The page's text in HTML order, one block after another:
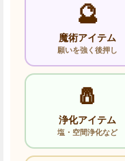
🔮
魔術アイテム
願いを強く後押し
🧂
浄化アイテム
塩・空間浄化など